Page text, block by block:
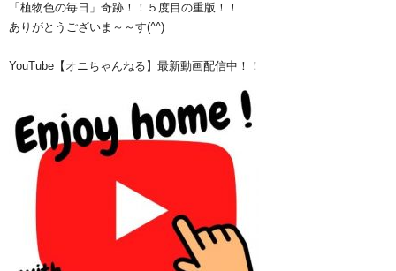
「植物色の毎日」奇跡！！５度目の重版！！
ありがとうございま～～す(^^)
YouTube【オニちゃんねる】最新動画配信中！！